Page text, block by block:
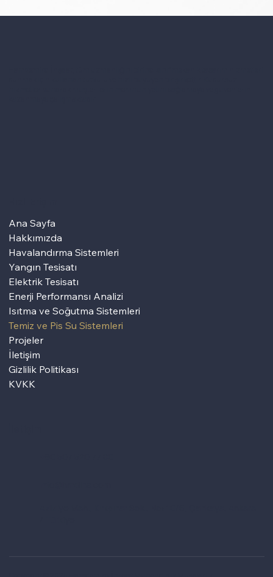
Ana Sayfa
Hakkımızda
Havalandırma Sistemleri
Yangın Tesisatı
Elektrik Tesisatı
Enerji Performansı Analizi
Isıtma ve Soğutma Sistemleri
Temiz ve Pis Su Sistemleri
Projeler
İletişim
Gizlilik Politikası
KVKK